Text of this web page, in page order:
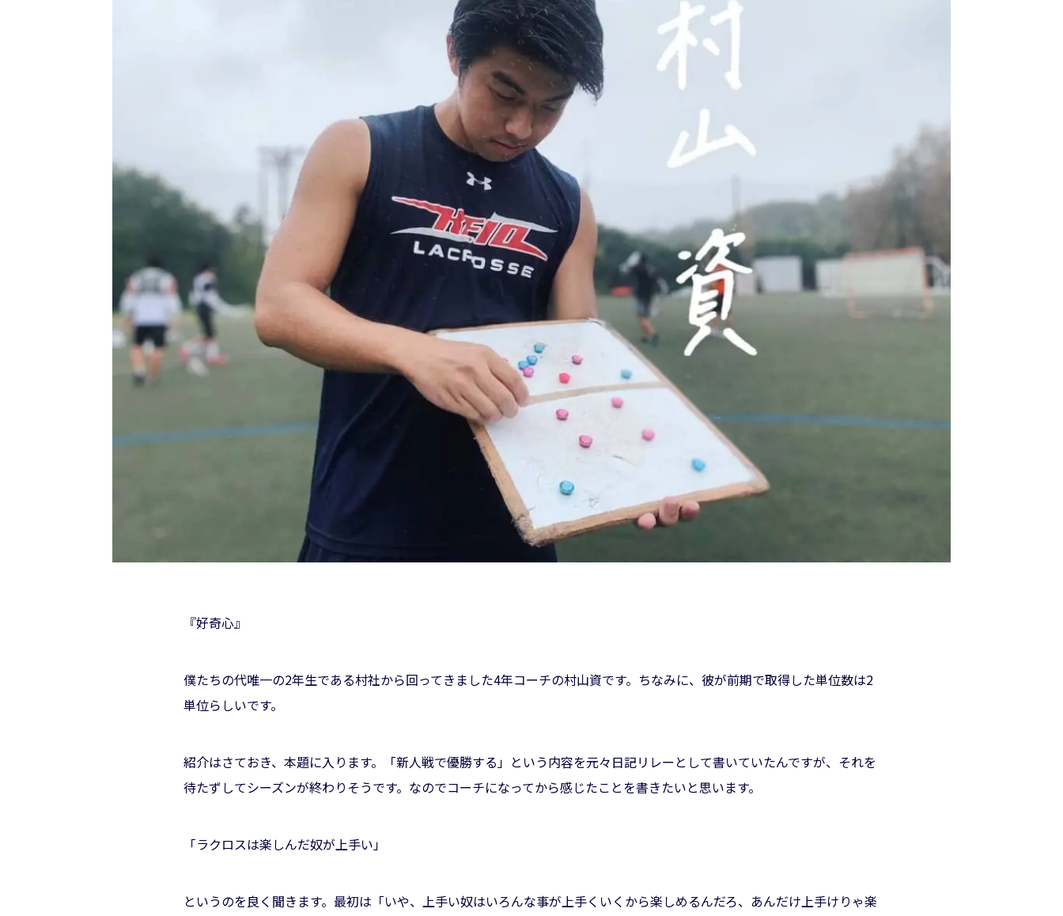
『好奇心』
僕たちの代唯一の2年生である村社から回ってきました4年コーチの村山資です。ちなみに、彼が前期で取得した単位数は2
単位らしいです。
紹介はさておき、本題に入ります。「新人戦で優勝する」という内容を元々日記リレーとして書いていたんですが、それを
待たずしてシーズンが終わりそうです。なのでコーチになってから感じたことを書きたいと思います。
「ラクロスは楽しんだ奴が上手い」
というのを良く聞きます。最初は「いや、上手い奴はいろんな事が上手くいくから楽しめるんだろ、あんだけ上手けりゃ楽